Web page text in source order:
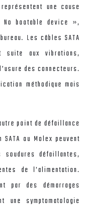
une cause
No bootable device »,
Les câbles SATA
suite aux vibrations,
des connecteurs.
méthodique mais
point de défaillance
ou Molex peuvent
défaillantes,
de l’alimentation.
par des démarrages
symptomatologie